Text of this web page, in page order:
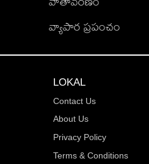
వ్యాపార ప్రపంచం
LOKAL
Contact Us
About Us
Privacy Policy
Terms & Conditions